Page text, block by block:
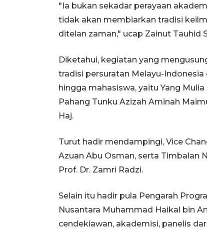
"Ia bukan sekadar perayaan
tidak akan membiarkan tradisi
ditelan zaman," ucap Zainut Tauhid
Diketahui, kegiatan yang
tradisi persuratan Melayu-
hingga mahasiswa, yaitu Yang
Pahang Tunku Azizah Aminah
Haj.
Turut hadir mendampingi, Vice
Azuan Abu Osman, serta Timbalan
Prof. Dr. Zamri Radzi.
Selain itu hadir pula Pengarah
Nusantara Muhammad Haikal bin
cendekiawan, akademisi, panelis